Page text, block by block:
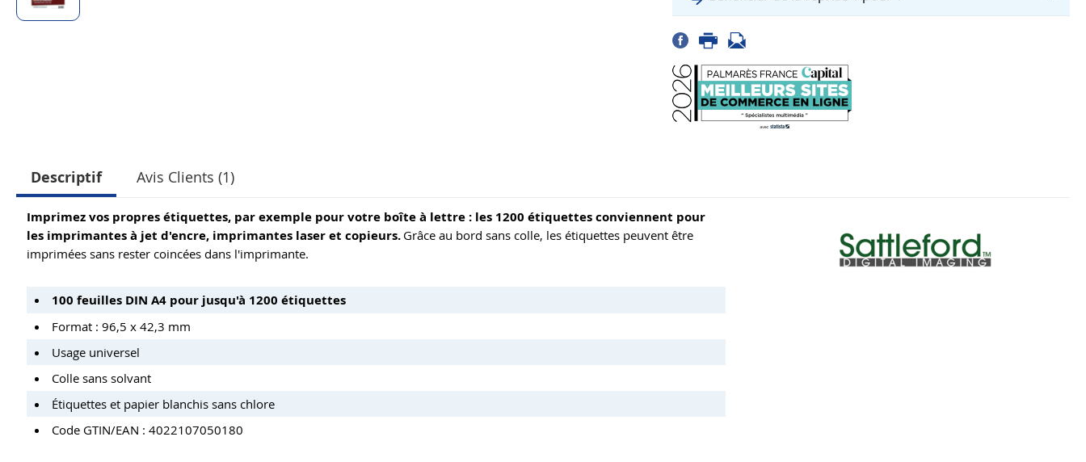
Descriptif Avis Clients (1)
Imprimez vos propres étiquettes, par exemple pour votre boîte à lettre : les 1200 étiquettes conviennent pour
les imprimantes à jet d'encre, imprimantes laser et copieurs. Grâce au bord sans colle, les étiquettes peuvent être
imprimées sans rester coincées dans l'imprimante.
100 feuilles DIN A4 pour jusqu'à 1200 étiquettes
Format : 96,5 x 42,3 mm
Usage universel
Colle sans solvant
Étiquettes et papier blanchis sans chlore
Code GTIN/EAN : 4022107050180